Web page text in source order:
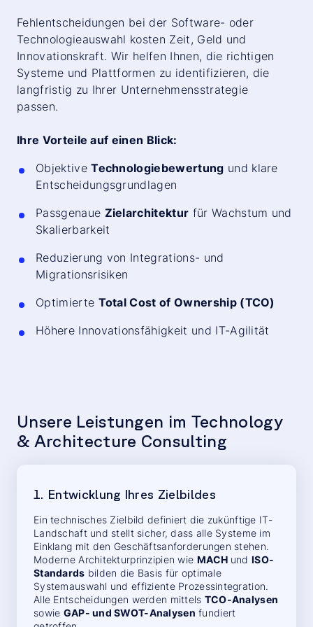
Fehlentscheidungen bei der Software- oder
Technologieauswahl kosten Zeit, Geld und
Innovationskraft. Wir helfen Ihnen, die richtigen
Systeme und Plattformen zu identifizieren, die
langfristig zu Ihrer Unternehmensstrategie
passen.
Ihre Vorteile auf einen Blick:
ObjektiveTechnologiebewertung und klare
Entscheidungsgrundlagen
Passgenaue Zielarchitektur für Wachstum und
Skalierbarkeit
Reduzierung von Integrations- und
Migrationsrisiken
Optimierte Total Cost of Ownership (TCO)
Höhere Innovationsfähigkeit und IT-Agilität
Unsere Leistungen im Technology
& Architecture Consulting
1. Entwicklung Ihres Zielbildes
Ein technisches Zielbild definiert die zukünftige IT-
Landschaft und stellt sicher, dass alle Systeme im
Einklang mit den Geschäftsanforderungen stehen.
Moderne Architekturprinzipien wie MACH undISO-
Standards bilden die Basis für optimale
Systemauswahl und effiziente Prozessintegration.
Alle Entscheidungen werden mittels TCO-Analysen
sowie GAP- und SWOT-Analysen fundiert